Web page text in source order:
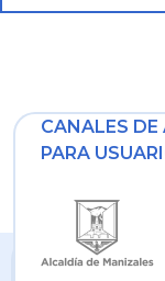
CANALES DE
PARA